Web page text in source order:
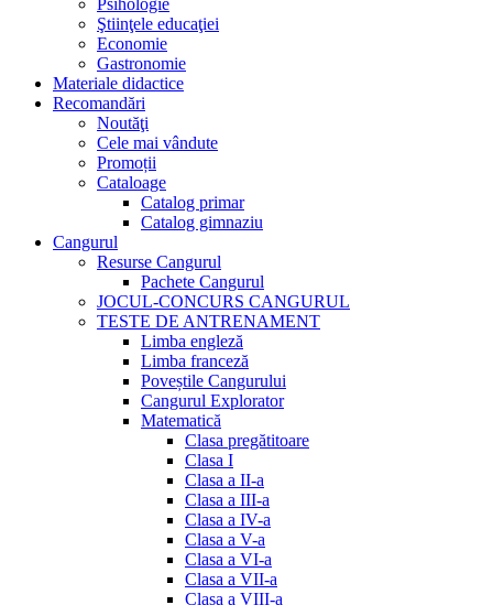
Psihologie
Ştiinţele educaţiei
Economie
Gastronomie
Materiale didactice
Recomandări
Noutăţi
Cele mai vândute
Promoții
Cataloage
Catalog primar
Catalog gimnaziu
Cangurul
Resurse Cangurul
Pachete Cangurul
JOCUL-CONCURS CANGURUL
TESTE DE ANTRENAMENT
Limba engleză
Limba franceză
Poveștile Cangurului
Cangurul Explorator
Matematică
Clasa pregătitoare
Clasa I
Clasa a II-a
Clasa a III-a
Clasa a IV-a
Clasa a V-a
Clasa a VI-a
Clasa a VII-a
Clasa a VIII-a